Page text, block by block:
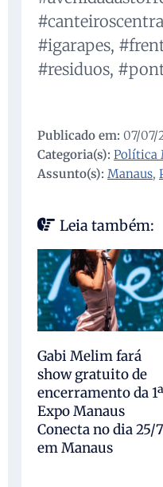
#igarapes,
#residuos,
Publicado em: 07/07/
Categoria(s): Política
Assunto(s): Manaus,
Leia também:
Gabi Melim fará
show gratuito de
encerramento da 1ª
Expo Manaus
Conecta no dia 25/7
em Manaus